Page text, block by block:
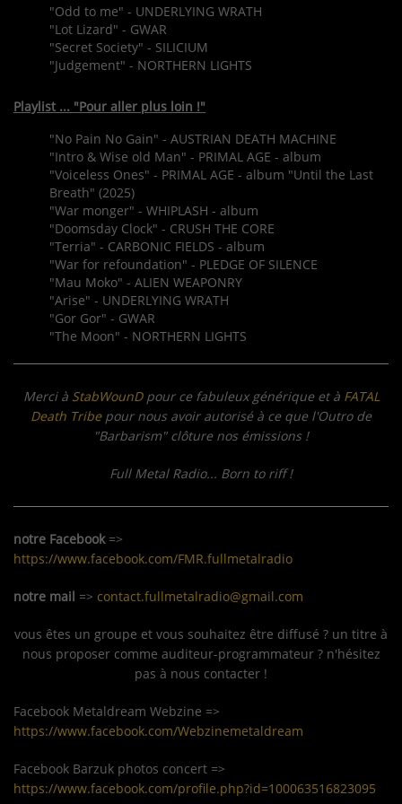
"Odd to me" - UNDERLYING WRATH
"Lot Lizard" - GWAR
"Secret Society" - SILICIUM
"Judgement" - NORTHERN LIGHTS
Playlist ... "Pour aller plus loin !"
"No Pain No Gain" - AUSTRIAN DEATH MACHINE
"Intro & Wise old Man" - PRIMAL AGE - album
"Voiceless Ones" - PRIMAL AGE - album "Until the Last
Breath" (2025)
"War monger" - WHIPLASH - album
"Doomsday Clock" - CRUSH THE CORE
"Terria" - CARBONIC FIELDS - album
"War for refoundation" - PLEDGE OF SILENCE
"Mau Moko" - ALIEN WEAPONRY
"Arise" - UNDERLYING WRATH
"Gor Gor" - GWAR
"The Moon" - NORTHERN LIGHTS
Merci à StabWounDpour ce fabuleux générique et à FATAL
Death Tribepour nous avoir autorisé à ce que l'Outro de
"Barbarism" clôture nos émissions !
Full Metal Radio... Born to riff !
notre Facebook=>
https://www.facebook.com/FMR.fullmetalradio
notre mail => contact.fullmetalradio@gmail.com
vous êtes un groupe et vous souhaitez être diffusé ? un titre à
nous proposer comme auditeur-programmateur ? n'hésitez
pas à nous contacter !
Facebook Metaldream Webzine =>
https://www.facebook.com/Webzinemetaldream
Facebook Barzuk photos concert =>
https://www.facebook.com/profile.php?id=100063516823095